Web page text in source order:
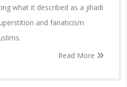
what it described as a jihadi
and fanaticism
Read More